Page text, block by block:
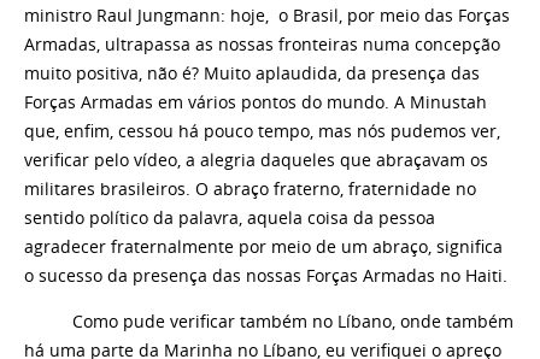
ministro Raul Jungmann: hoje, o Brasil, por meio das Forças
Armadas, ultrapassa as nossas fronteiras numa concepção
muito positiva, não é? Muito aplaudida, da presença das
Forças Armadas em vários pontos do mundo. A Minustah
que, enfim, cessou há pouco tempo, mas nós pudemos ver,
verificar pelo vídeo, a alegria daqueles que abraçavam os
militares brasileiros. O abraço fraterno, fraternidade no
sentido político da palavra, aquela coisa da pessoa
agradecer fraternalmente por meio de um abraço, significa
o sucesso da presença das nossas Forças Armadas no Haiti.
Como pude verificar também no Líbano, onde também
há uma parte da Marinha no Líbano, eu verifiquei o apreço